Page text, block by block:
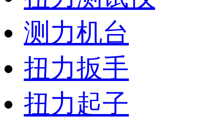
测力机台
扭力扳手
扭力起子